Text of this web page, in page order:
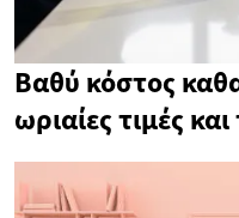
Βαθύ κόστος
ωριαίες τιμές